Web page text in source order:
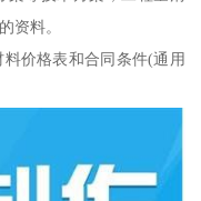
资料。
价格表和合同条件(通用